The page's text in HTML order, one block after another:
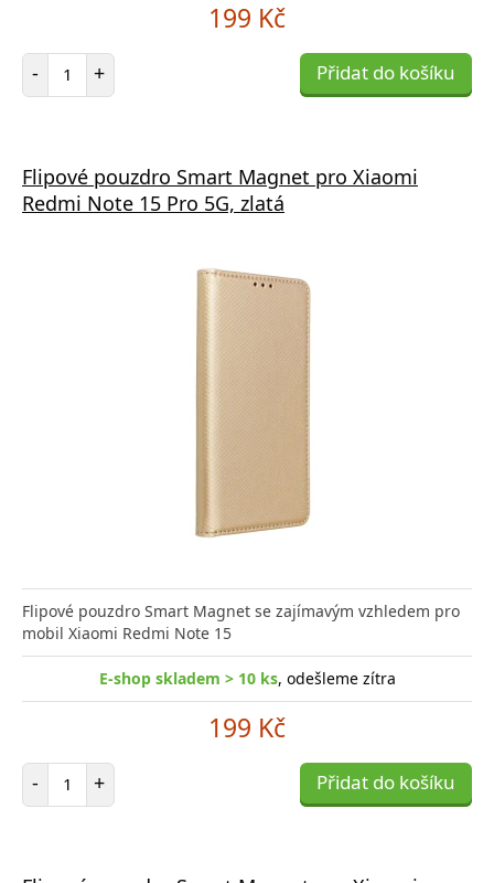
199 Kč
- Počet položek
+ Přidat do košíku
Flipové pouzdro Smart Magnet pro Xiaomi
Redmi Note 15 Pro 5G, zlatá
Flipové pouzdro Smart Magnet se zajímavým vzhledem pro
mobil Xiaomi Redmi Note 15
E-shop skladem > 10 ks, odešleme zítra
199 Kč
- Počet položek
+ Přidat do košíku